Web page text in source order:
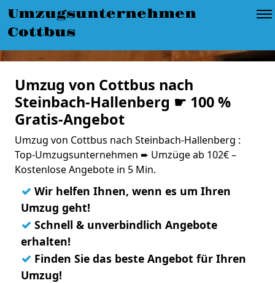
Umzugsunternehmen
Cottbus
Umzug von Cottbus nach
Steinbach-Hallenberg ☛ 100 %
Gratis-Angebot
Umzug von Cottbus nach Steinbach-Hallenberg :
Top-Umzugsunternehmen ➨ Umzüge ab 102€ –
Kostenlose Angebote in 5 Min.
✓ Wir helfen Ihnen, wenn es um Ihren
Umzug geht!
✓ Schnell & unverbindlich Angebote
erhalten!
✓ Finden Sie das beste Angebot für Ihren
Umzug!